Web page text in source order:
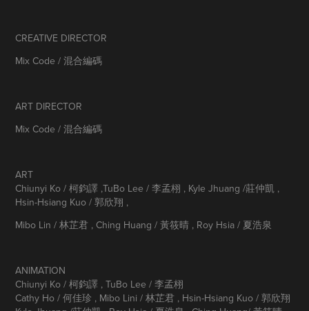
CREATIVE DIRECTOR
Mix Code / 混合編碼
ART DIRECTOR
Mix Code / 混合編碼
ART
Chiunyi Ko / 柯鈞譯 ,TuBo Lee / 李孟栩 , Kyle Jhuang /莊仲凱 ,
Hsin-Hsiang Kuo / 郭欣翔 ,
Mibo Lin / 林芷君 , Ching Huang / 黃筱晴 , Roy Hsia / 夏浩泉
ANIMATION
Chiunyi Ko / 柯鈞譯 , TuBo Lee / 李孟栩
Cathy Ho / 何佳珍 , Mibo Lini / 林芷君 , Hsin-Hsiang Kuo / 郭欣翔